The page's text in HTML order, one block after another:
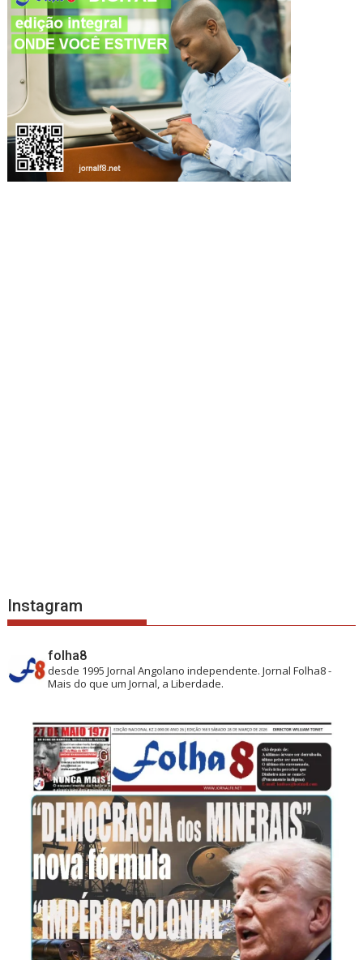
Instagram
folha8
desde 1995 Jornal Angolano independente.Jornal Folha8 -
Mais do que um Jornal, a Liberdade.